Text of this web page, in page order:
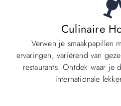
Culinaire
Verwen je smaakpapillen
ervaringen, variërend van
restaurants. Ontdek waar je
internationale